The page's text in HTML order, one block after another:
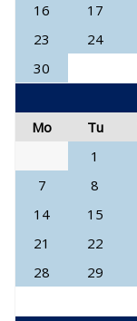
16
17
23
24
30
Mo
Tu
1
7
8
14
15
21
22
28
29